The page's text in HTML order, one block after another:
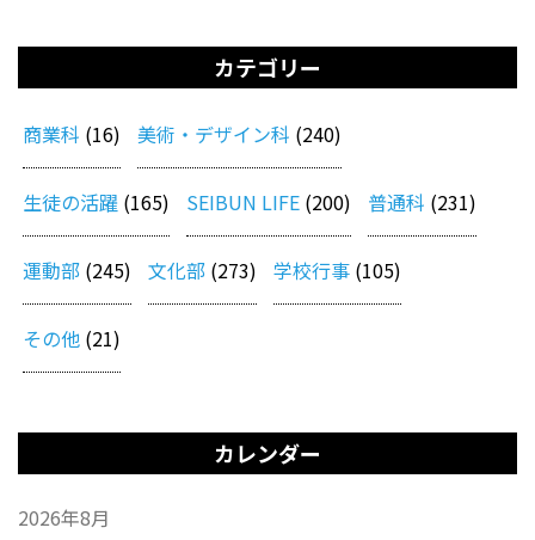
カテゴリー
商業科 (16) 美術・デザイン科 (240)
生徒の活躍 (165) SEIBUN LIFE (200) 普通科 (231)
運動部 (245) 文化部 (273) 学校行事 (105)
その他 (21)
カレンダー
2026年8月